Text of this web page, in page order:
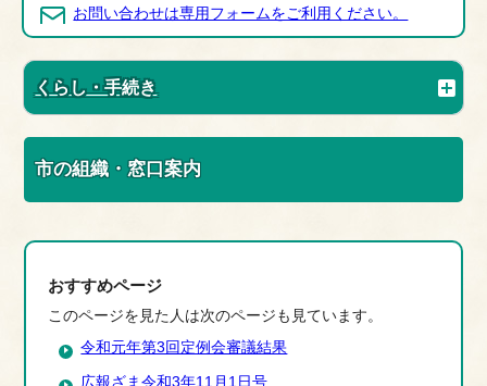
お問い合わせは専用フォームをご利用ください。
くらし・手続き
市の組織・窓口案内
おすすめページ
このページを見た人は次のページも見ています。
令和元年第3回定例会審議結果
広報ざま令和3年11月1日号